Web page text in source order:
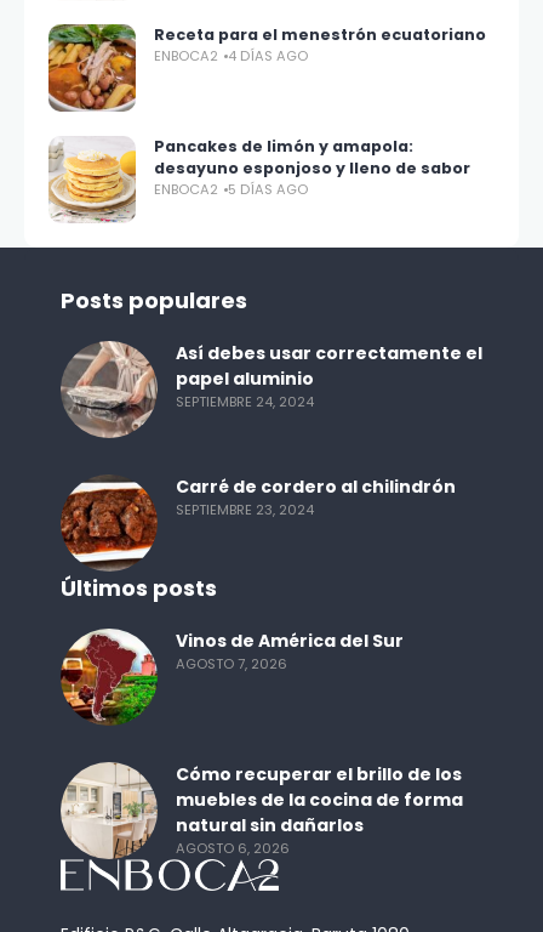
Receta para el menestrón ecuatoriano
ENBOCA2 4 DÍAS AGO
Pancakes de limón y amapola:
desayuno esponjoso y lleno de sabor
ENBOCA2 5 DÍAS AGO
Posts populares
Así debes usar correctamente el
papel aluminio
SEPTIEMBRE 24, 2024
Carré de cordero al chilindrón
SEPTIEMBRE 23, 2024
Últimos posts
Vinos de América del Sur
AGOSTO 7, 2026
Cómo recuperar el brillo de los
muebles de la cocina de forma
natural sin dañarlos
AGOSTO 6, 2026